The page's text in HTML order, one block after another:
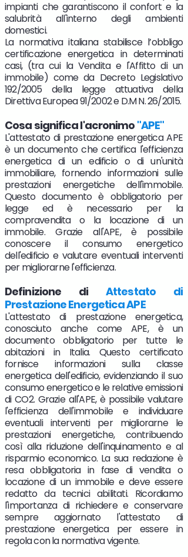
impianti che garantiscono il confort e la
salubrità all'interno degli ambienti
domestici.
La normativa italiana stabilisce l’obbligo
certificazione energetica in determinati
casi, (tra cui la Vendita e l'Affitto di un
immobile) come da Decreto Legislativo
192/2005 della legge attuativa della
Direttiva Europea 91/2002 e D.M N. 26/2015.
Cosa significa l'acronimo "APE"
L'attestato di prestazione energetica APE
è un documento che certifica l'efficienza
energetica di un edificio o di un'unità
immobiliare, fornendo informazioni sulle
prestazioni energetiche dell'immobile.
Questo documento è obbligatorio per
legge ed è necessario per la
compravendita o la locazione di un
immobile. Grazie all'APE, è possibile
conoscere il consumo energetico
dell'edificio e valutare eventuali interventi
per migliorarne l'efficienza.
Definizione diAttestato di
Prestazione Energetica APE
L'attestato di prestazione energetica,
conosciuto anche come APE, è un
documento obbligatorio per tutte le
abitazioni in Italia. Questo certificato
fornisce informazioni sulla classe
energetica dell'edificio, evidenziando il suo
consumo energetico e le relative emissioni
di CO2. Grazie all'APE, è possibile valutare
l'efficienza dell'immobile e individuare
eventuali interventi per migliorarne le
prestazioni energetiche, contribuendo
così alla riduzione dell'inquinamento e al
risparmio economico. La sua redazione è
resa obbligatoria in fase di vendita o
locazione di un immobile e deve essere
redatto da tecnici abilitati. Ricordiamo
l'importanza di richiedere e conservare
sempre aggiornato l'attestato di
prestazione energetica per essere in
regola con la normativa vigente.